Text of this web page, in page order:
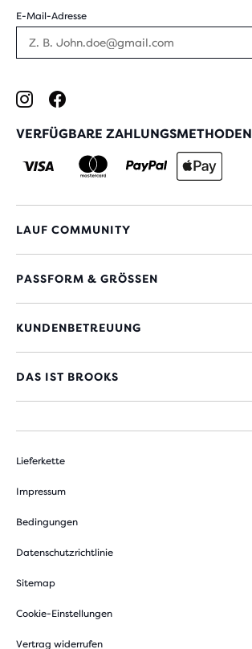
E-Mail-Adresse
VERFÜGBARE ZAHLUNGSMETHODEN
LAUF COMMUNITY
PASSFORM & GRÖSSEN
KUNDENBETREUUNG
DAS IST BROOKS
Lieferkette
Impressum
Bedingungen
Datenschutzrichtlinie
Sitemap
Cookie-Einstellungen
Vertrag widerrufen